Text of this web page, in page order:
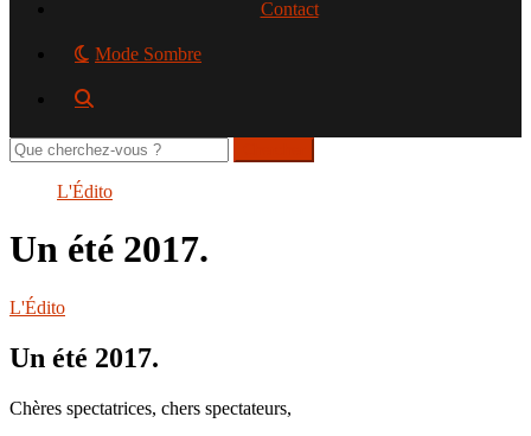
Contact
Mode Sombre
Rechercher
sur
L'Édito
Un été 2017.
L'Édito
Un été 2017.
Chères spectatrices, chers spectateurs,